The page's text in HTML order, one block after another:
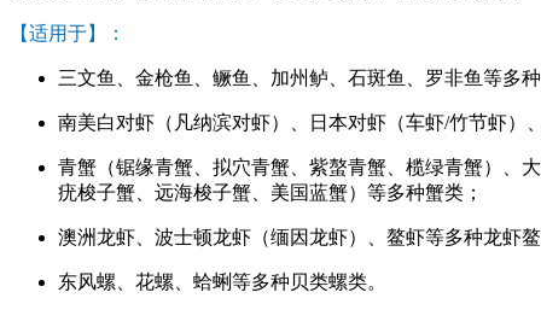
【适用于】：
三文鱼、金枪鱼、鳜鱼、加州鲈、石斑鱼、罗非鱼等多
南美白对虾（凡纳滨对虾）、日本对虾（车虾/竹节虾）
青蟹（锯缘青蟹、拟穴青蟹、紫螯青蟹、榄绿青蟹）、
疣梭子蟹、远海梭子蟹、美国蓝蟹）等多种蟹类；
澳洲龙虾、波士顿龙虾（缅因龙虾）、鳌虾等多种龙虾
东风螺、花螺、蛤蜊等多种贝类螺类。